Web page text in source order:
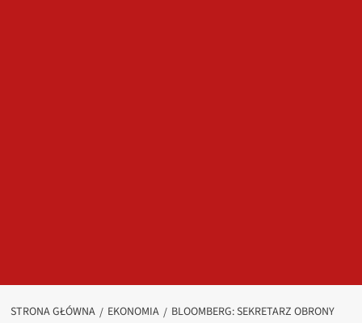
STRONA GŁÓWNA EKONOMIA
BLOOMBERG: SEKRETARZ OBRONY